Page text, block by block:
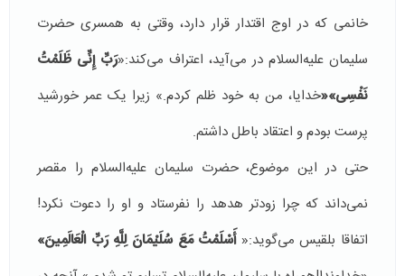
خانمی که در اوج اقتدار قرار دارد، وقتی به همسری حضرت
سلیمان علیه‌السلام در می‌آید، اعتراف می‌کند:«رَبِّ إِنِّی ظَلَمْتُ
نَفْسِی»«خدایا، من به خود ظلم کردم.» زیرا یک عمر خورشید
پرست بودم و اعتقاد باطل داشتم.
حتی در این موضوع، حضرت سلیمان علیه‌السلام را مقصر
نمی‌داند که چرا زودتر هدهد را نفرستاد و او را دعوت نکرد!
اتفاقا بلقیس می‌گوید:«أَسْلَمْتُ مَعَ سُلَيْمَانَ لِلَّهِ رَبِّ الْعَالَمِينَ»